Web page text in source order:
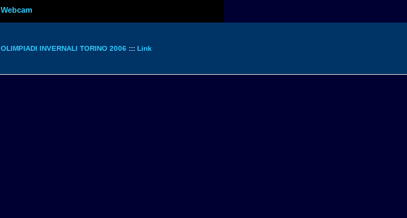
Webcam
OLIMPIADI INVERNALI TORINO 2006 ::: Link